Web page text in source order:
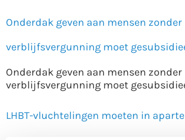
Onderdak geven aan mensen zonder
verblijfsvergunning moet
Onderdak geven aan mensen zonder
verblijfsvergunning moet
LHBT-vluchtelingen moeten in aparte